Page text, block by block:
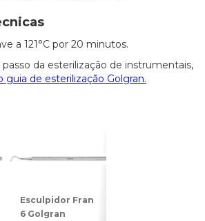
a 121°C por 20 minutos.
passo da esterilização de instrumentais,
guia de esterilização Golgran.
Esculpidor Fran
6 Golgran